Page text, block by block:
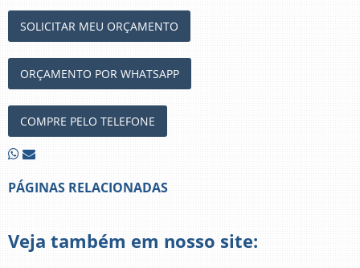
SOLICITAR MEU ORÇAMENTO
ORÇAMENTO POR WHATSAPP
COMPRE PELO TELEFONE
PÁGINAS RELACIONADAS
Veja também em nosso site: